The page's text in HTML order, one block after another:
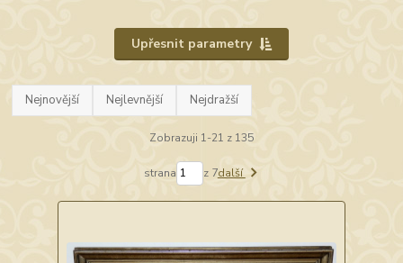
Upřesnit parametry
Nejnovější Nejlevnější Nejdražší
Zobrazuji 1-21 z 135
strana z 7další